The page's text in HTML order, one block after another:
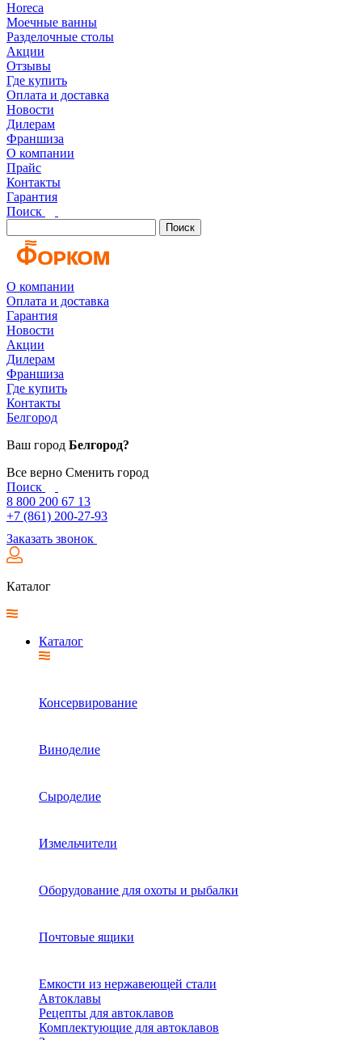
Horeca
Моечные ванны
Разделочные столы
Акции
Отзывы
Где купить
Оплата и доставка
Новости
Дилерам
Франшиза
О компании
Прайс
Контакты
Гарантия
Поиск
Поиск
О компании
Оплата и доставка
Гарантия
Новости
Акции
Дилерам
Франшиза
Где купить
Контакты
Белгород
Ваш город Белгород?
Все верно Сменить город
Поиск
8 800 200 67 13
+7 (861) 200-27-93
Заказать звонок
Каталог
Каталог
Консервирование
Виноделие
Сыроделие
Измельчители
Оборудование для охоты и рыбалки
Почтовые ящики
Емкости из нержавеющей стали
Автоклавы
Рецепты для автоклавов
Комплектующие для автоклавов